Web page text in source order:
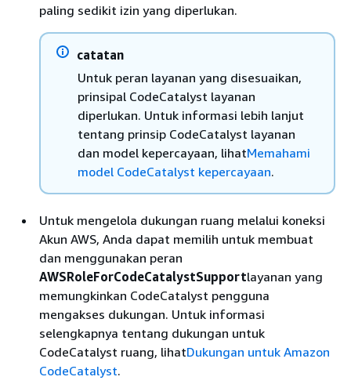
paling sedikit izin yang diperlukan.
catatan
Untuk peran layanan yang disesuaikan,
prinsipal CodeCatalyst layanan
diperlukan. Untuk informasi lebih lanjut
tentang prinsip CodeCatalyst layanan
dan model kepercayaan, lihatMemahami
model CodeCatalyst kepercayaan.
Untuk mengelola dukungan ruang melalui koneksi
Akun AWS, Anda dapat memilih untuk membuat
dan menggunakan peran
AWSRoleForCodeCatalystSupportlayanan yang
memungkinkan CodeCatalyst pengguna
mengakses dukungan. Untuk informasi
selengkapnya tentang dukungan untuk
CodeCatalyst ruang, lihatDukungan untuk Amazon
CodeCatalyst.